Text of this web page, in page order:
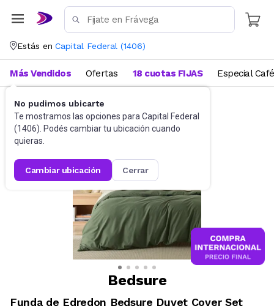
Estás en Capital Federal (1406)
No pudimos ubicarte
Te mostramos las opciones para Capital Federal
(1406). Podés cambiar tu ubicación cuando
quieras.
cambiar ubicación cerrar
Más Vendidos Ofertas 18 cuotas FIJAS Especial Café
Ropa de cama Edredones
Bedsure
Funda de Edredon Bedsure Duvet Cover Set